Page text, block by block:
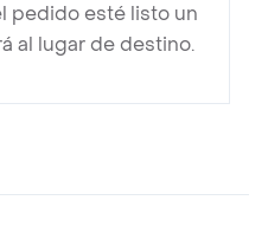
pedido esté listo un
al lugar de destino.